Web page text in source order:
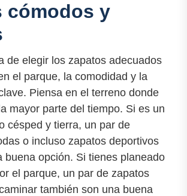
cómodos y
de elegir los zapatos adecuados
el parque, la comodidad y la
Piensa en el terreno donde
mayor parte del tiempo. Si es un
césped y tierra, un par de
o incluso zapatos deportivos
buena opción. Si tienes planeado
el parque, un par de zapatos
también son una buena